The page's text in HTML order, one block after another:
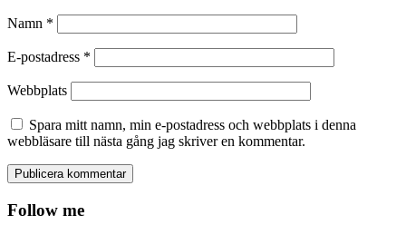
Namn *
E-postadress *
Webbplats
Spara mitt namn, min e-postadress och webbplats i denna
webbläsare till nästa gång jag skriver en kommentar.
Follow me